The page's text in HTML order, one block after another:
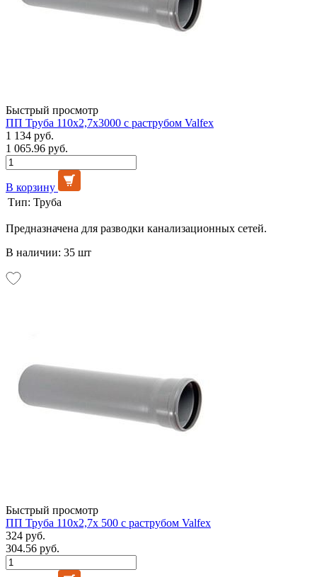
Быстрый просмотр
ПП Труба 110х2,7х3000 с раструбом Valfex
1 134 руб.
1 065.96 руб.
В корзину
Тип: Труба
Предназначена для разводки канализационных сетей.
В наличии: 35 шт
Быстрый просмотр
ПП Труба 110х2,7х 500 с раструбом Valfex
324 руб.
304.56 руб.